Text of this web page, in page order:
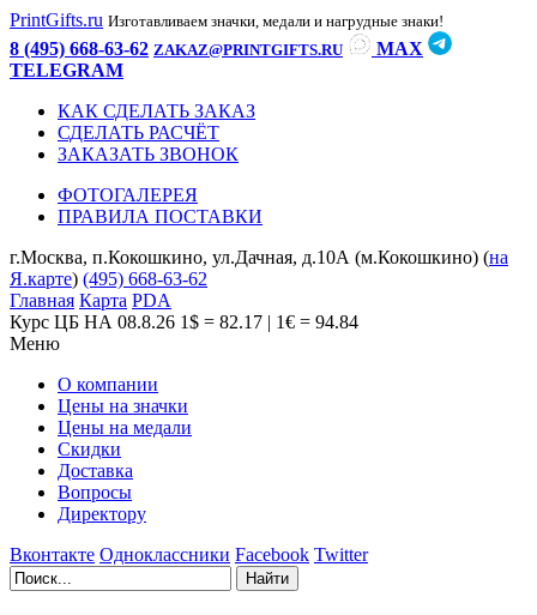
PrintGifts.ru Изготавливаем значки, медали и нагрудные знаки!
8 (495) 668-63-62 ZAKAZ@PRINTGIFTS.RU
MAX
TELEGRAM
КАК СДЕЛАТЬ ЗАКАЗ
СДЕЛАТЬ РАСЧЁТ
ЗАКАЗАТЬ ЗВОНОК
ФОТОГАЛЕРЕЯ
ПРАВИЛА ПОСТАВКИ
г.Москва, п.Кокошкино, ул.Дачная, д.10А (м.Кокошкино) (на
Я.карте) (495) 668-63-62
Главная Карта PDA
Курс ЦБ НА 08.8.26 1$ = 82.17 | 1€ = 94.84
Меню
О компании
Цены на значки
Цены на медали
Скидки
Доставка
Вопросы
Директору
Вконтакте Одноклассники Facebook Twitter